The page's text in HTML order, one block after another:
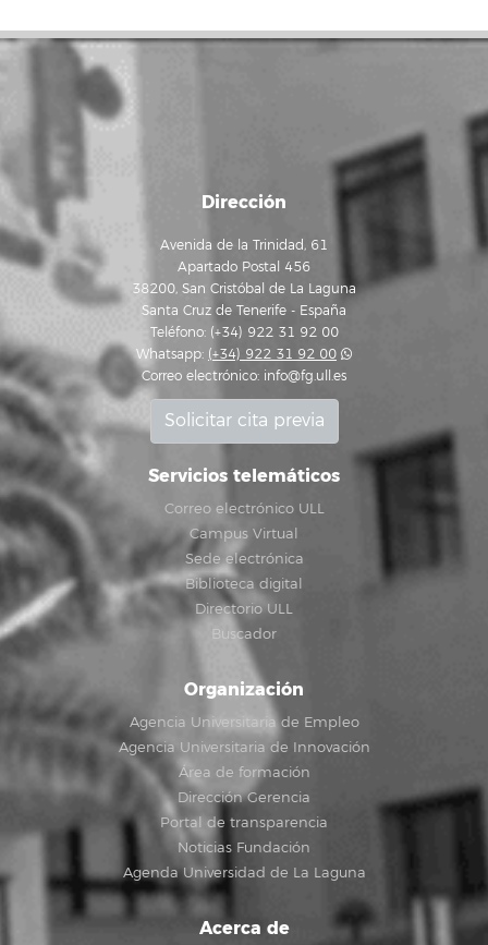
Dirección
Avenida de la Trinidad, 61
Apartado Postal 456
38200, San Cristóbal de La Laguna
Santa Cruz de Tenerife - España
Teléfono: (+34) 922 31 92 00
Whatsapp: (+34) 922 31 92 00
Correo electrónico: info@fg.ull.es
Solicitar cita previa
Servicios telemáticos
Correo electrónico ULL
Campus Virtual
Sede electrónica
Biblioteca digital
Directorio ULL
Buscador
Organización
Agencia Universitaria de Empleo
Agencia Universitaria de Innovación
Área de formación
Dirección Gerencia
Portal de transparencia
Noticias Fundación
Agenda Universidad de La Laguna
Acerca de